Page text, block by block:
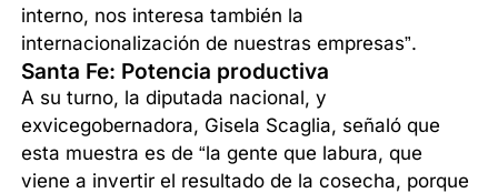
interno, nos interesa también la
internacionalización de nuestras empresas”.
Santa Fe: Potencia productiva
A su turno, la diputada nacional, y
exvicegobernadora, Gisela Scaglia, señaló que
esta muestra es de “la gente que labura, que
viene a invertir el resultado de la cosecha, porque